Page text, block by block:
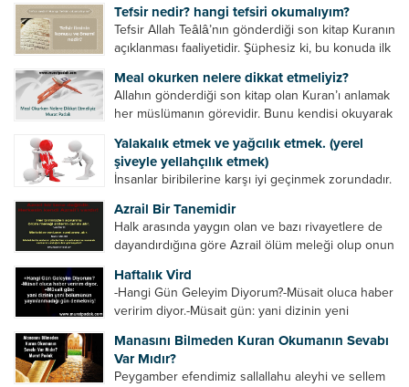
Tefsir nedir? hangi tefsiri okumalıyım?
Tefsir Allah Teâlâ’nın gönderdiği son kitap Kuranın
açıklanması faaliyetidir. Şüphesiz ki, bu konuda ilk
ayetleri peygamber efendimize soruyor. O da
bunları izah ediyor/tefsir ediyordu. “Biz sana...
Meal okurken nelere dikkat etmeliyiz?
Allahın gönderdiği son kitap olan Kuran’ı anlamak
her müslümanın görevidir. Bunu kendisi okuyarak
yollarla anlamaya çalışmalıdır. Meal nedir? Arapça
bir kelime olan meal;...
Yalakalık etmek ve yağcılık etmek. (yerel
şiveyle yellahçılık etmek)
İnsanlar biribilerine karşı iyi geçinmek zorundadır.
makam gücü, nesep gücü, maddi güç, fiziki güç)
diğer insanları ezebiliyor. Normal şartlarda elinde
bu güçler...
Azrail Bir Tanemidir
Halk arasında yaygın olan ve bazı rivayetlere de
dayandırdığına göre Azrail ölüm meleği olup onun
Azrail tek başına aynı anda binlerce insanın
canını...
Haftalık Vird
-Hangi Gün Geleyim Diyorum?-Müsait oluca haber
veririm diyor.-Müsait gün: yani dizinin yeni
efendinin Haftalık Virdi HAFTALIK VİRD Pazartesi
Günü Hangi VİRD var?20:00 Star TV –...
Manasını Bilmeden Kuran Okumanın Sevabı
Var Mıdır?
Peygamber efendimiz sallallahu aleyhi ve sellem